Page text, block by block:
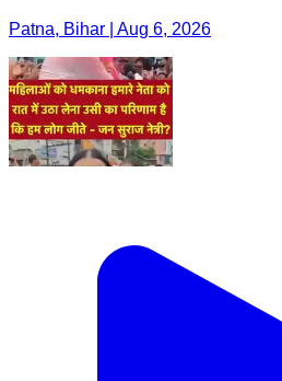
Patna, Bihar | Aug 6, 2026